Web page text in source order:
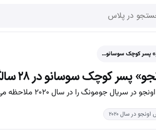
پسر کوچک سوسانو…
پسر کوچک سوسانو در ۲۸ سالگی
جومونگ را در سال ۲۰۲۰ ملاحظه می‌کنید.
در سال ۲۰۲۰